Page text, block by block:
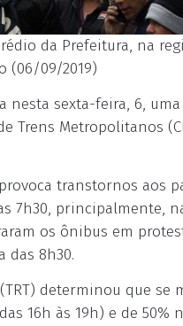
da Prefeitura, na
(06/09/2019)
nesta sexta-feira, 6,
Trens Metropolitanos
transtornos aos
7h30, principalmente,
os ônibus em
das 8h30.
determinou que
16h às 19h) e de